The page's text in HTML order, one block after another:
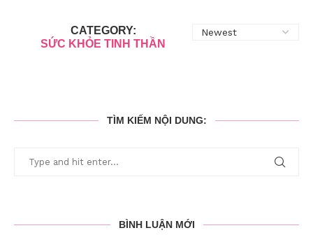
CATEGORY:
SỨC KHỎE TINH THẦN
TÌM KIẾM NỘI DUNG:
BÌNH LUẬN MỚI